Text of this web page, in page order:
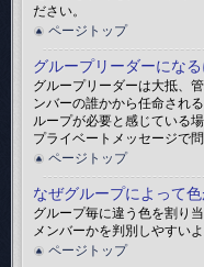
ださい。
ページトップ
グループリーダーになる
グループリーダーは大抵、
ンバーの誰かから任命され
ループが必要と感じている
プライベートメッセージで
ページトップ
なぜグループによって
グループ毎に違う色を割り
メンバーかを判別しやすい
ページトップ